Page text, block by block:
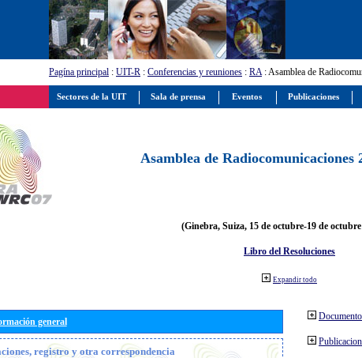
Pagína principal : UIT-R : Conferencias y reuniones : RA: Asamblea de
Asamblea de Radiocomunicaciones
(Ginebra, Suiza, 15 de octubre-19 de
Libro del Resoluciones
Expandir todo
general
registro y otra correspondencia
Sectores de la UIT Sala de prensa Eventos Publicaciones